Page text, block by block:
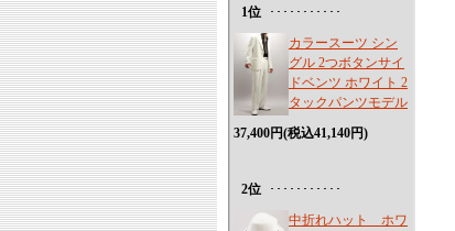
1位
･･･････････
カラースーツ シン
グル 2つボタンサイ
ドベンツ ホワイト 2
タックパンツモデル
37,400円(税込41,140円)
2位
･･･････････
中折れハット ホワ